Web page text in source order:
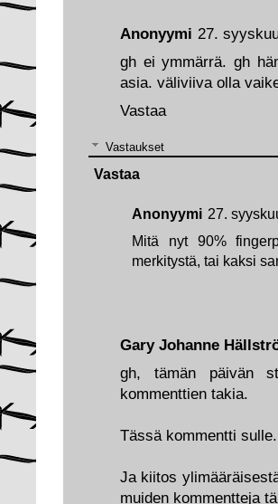
Gary Johanne
gh, tämän päivän
kommenttien takia.
Tässä kommentti sulle.
Ja kiitos
muiden kommentteja
Anonyymi 27.
gh ei ymmärrä. gh
asia. väliviiva olla
Vastaa
Vastaukset
Anonyymi 27.
Mitä nyt 90%
merkitystä, tai kaksi
Vastaa